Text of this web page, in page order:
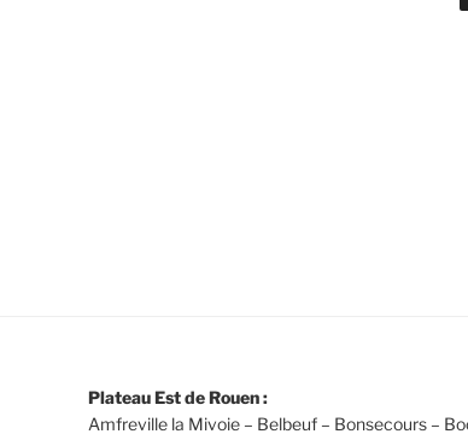
Plateau Est de Rouen :
Amfreville la Mivoie – Belbeuf – Bonsecours –